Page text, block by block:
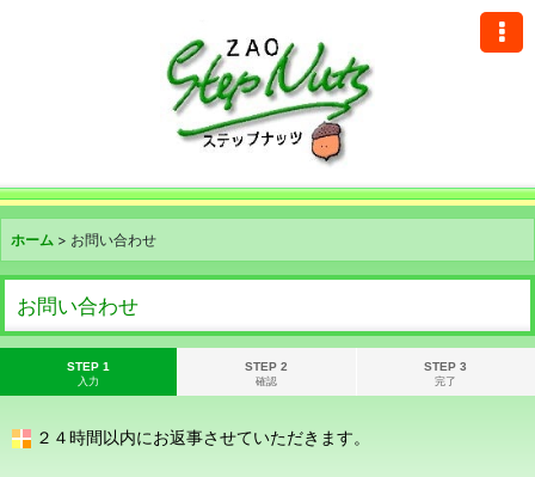
ホーム > お問い合わせ
お問い合わせ
STEP 1
入力
STEP 2
確認
STEP 3
完了
２４時間以内にお返事させていただきます。